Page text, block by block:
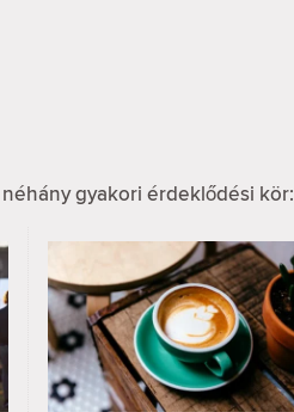
gyakori érdeklődési kör: